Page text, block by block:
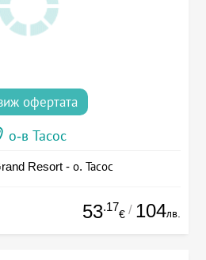
офертата
о-в Тасос
Resort - о. Тасос
53.17
€ / 104лв.